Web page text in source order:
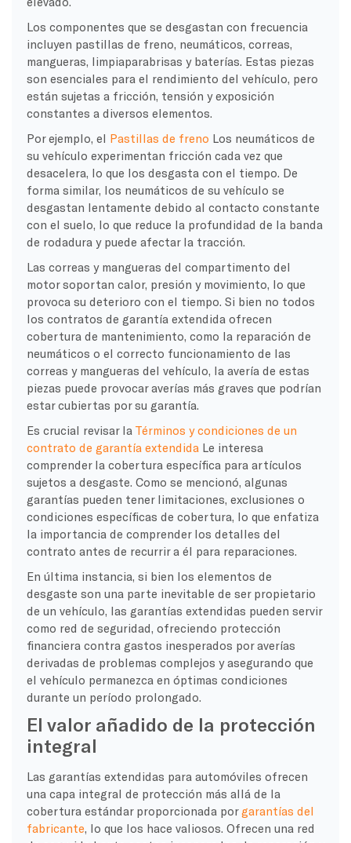
Los componentes que se desgastan con frecuencia
incluyen pastillas de freno, neumáticos, correas,
mangueras, limpiaparabrisas y baterías. Estas piezas
son esenciales para el rendimiento del vehículo, pero
están sujetas a fricción, tensión y exposición
constantes a diversos elementos.
Por ejemplo, el Pastillas de freno Los neumáticos de
su vehículo experimentan fricción cada vez que
desacelera, lo que los desgasta con el tiempo. De
forma similar, los neumáticos de su vehículo se
desgastan lentamente debido al contacto constante
con el suelo, lo que reduce la profundidad de la banda
de rodadura y puede afectar la tracción.
Las correas y mangueras del compartimento del
motor soportan calor, presión y movimiento, lo que
provoca su deterioro con el tiempo. Si bien no todos
los contratos de garantía extendida ofrecen
cobertura de mantenimiento, como la reparación de
neumáticos o el correcto funcionamiento de las
correas y mangueras del vehículo, la avería de estas
piezas puede provocar averías más graves que podrían
estar cubiertas por su garantía.
Es crucial revisar la Términos y condiciones de un
contrato de garantía extendida Le interesa
comprender la cobertura específica para artículos
sujetos a desgaste. Como se mencionó, algunas
garantías pueden tener limitaciones, exclusiones o
condiciones específicas de cobertura, lo que enfatiza
la importancia de comprender los detalles del
contrato antes de recurrir a él para reparaciones.
En última instancia, si bien los elementos de
desgaste son una parte inevitable de ser propietario
de un vehículo, las garantías extendidas pueden servir
como red de seguridad, ofreciendo protección
financiera contra gastos inesperados por averías
derivadas de problemas complejos y asegurando que
el vehículo permanezca en óptimas condiciones
durante un período prolongado.
El valor añadido de la protección
integral
Las garantías extendidas para automóviles ofrecen
una capa integral de protección más allá de la
cobertura estándar proporcionada porgarantías del
fabricante , lo que los hace valiosos. Ofrecen una red